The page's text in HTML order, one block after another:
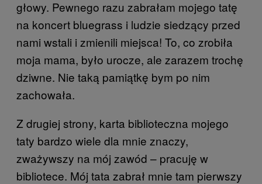
głowy. Pewnego razu zabrałam mojego tatę
na koncert bluegrass i ludzie siedzący przed
nami wstali i zmienili miejsca! To, co zrobiła
moja mama, było urocze, ale zarazem trochę
dziwne. Nie taką pamiątkę bym po nim
zachowała.
Z drugiej strony, karta biblioteczna mojego
taty bardzo wiele dla mnie znaczy,
zważywszy na mój zawód – pracuję w
bibliotece. Mój tata zabrał mnie tam pierwszy